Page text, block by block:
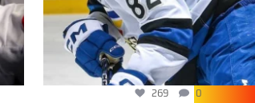
269 0